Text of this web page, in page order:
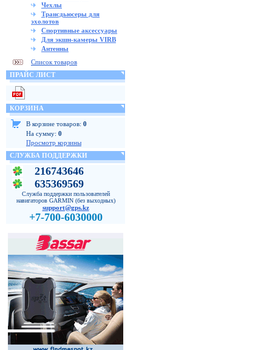
Чехлы
Трансдьюсеры для
эхолотов
Спортивные аксессуары
Для экшн-камеры VIRB
Антенны
Список товаров
ПРАЙС ЛИСТ
КОРЗИНА
В корзине товаров: 0
На сумму: 0
Просмотр корзины
СЛУЖБА ПОДДЕРЖКИ
216743646
635369569
Служба поддержки пользователей
навигаторов GARMIN (без выходных)
support@gps.kz
+7-700-6030000